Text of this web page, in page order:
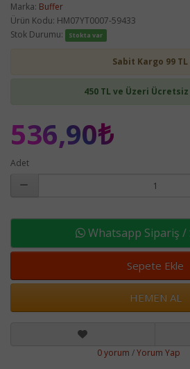
Marka: Buffer
Ürün Kodu: HM07YT0007-59433
Stok Durumu:
Stokta var
Sabit Kargo 99 TL
450 TL ve Üzeri
536,90₺
Adet
Whatsapp Sipariş /
Sepete Ekle
HEMEN AL
0 yorum /Yorum Yap